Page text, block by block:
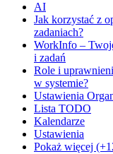
AI
Jak korzystać z
zadaniach?
WorkInfo –
i zadań
Role i
w systemie?
Ustawienia
Lista TODO
Kalendarze
Ustawienia
Pokaż więcej